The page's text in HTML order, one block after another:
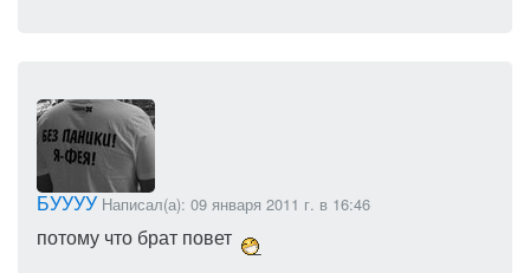
БУУУУ Написал(а): 09 января 2011 г. в 16:46
потому что брат повет